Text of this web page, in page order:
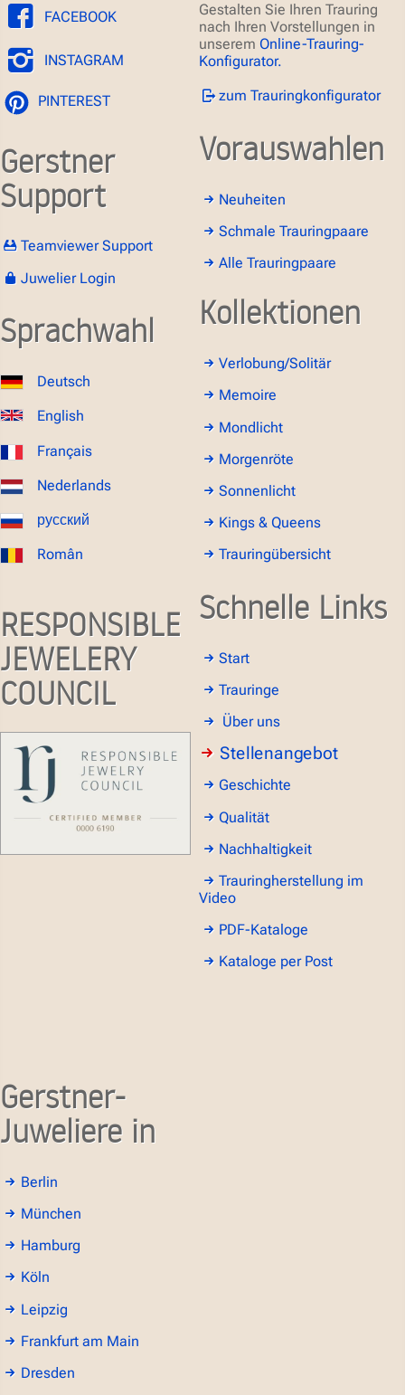
FACEBOOK
INSTAGRAM
PINTEREST
Gerstner
Support
Teamviewer Support
Juwelier Login
Sprachwahl
Deutsch
English
Français
Nederlands
русский
Român
RESPONSIBLE
JEWELERY
COUNCIL
Gestalten Sie Ihren Trauring
nach Ihren Vorstellungen in
unserem Online-Trauring-
Konfigurator.
zum Trauringkonfigurator
Vorauswahlen
Neuheiten
Schmale Trauringpaare
Alle Trauringpaare
Kollektionen
Verlobung/Solitär
Memoire
Mondlicht
Morgenröte
Sonnenlicht
Kings & Queens
Trauringübersicht
Schnelle Links
Start
Trauringe
Über uns
Stellenangebot
Geschichte
Qualität
Nachhaltigkeit
Trauringherstellung im
Video
PDF-Kataloge
Kataloge per Post
Gerstner-
Juweliere in
Berlin
München
Hamburg
Köln
Leipzig
Frankfurt am Main
Dresden